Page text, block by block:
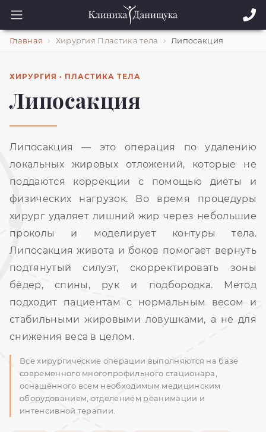
Главная Хирургия Пластика тела Липосакция
ХИРУРГИЯ · ПЛАСТИКА ТЕЛА
Липосакция
Липосакция — это операция по удалению
локальных жировых отложений, которые не
поддаются коррекции с помощью диеты и
физических нагрузок. Во время процедуры
хирург удаляет лишний жир через небольшие
проколы и моделирует контуры тела.
Липосакция живота и боков помогает вернуть
подтянутый силуэт, скорректировать зоны
бёдер, спины, рук и подбородка. Метод
подходит пациентам с нормальным весом и
стабильными жировыми ловушками, а не для
снижения веса в целом.
Все хирургические операции выполняются на базе
современного многопрофильного стационара,
оснащённого всем необходимым медицинским
оборудованием, отделением реанимации и
интенсивной терапии.